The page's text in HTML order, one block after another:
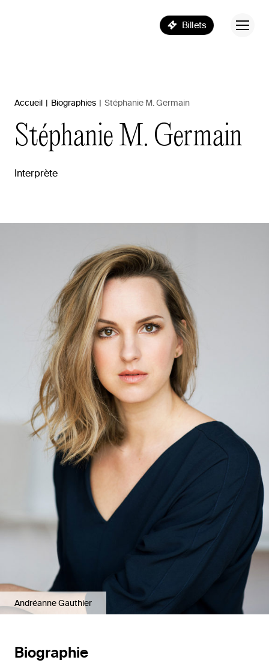
Billets
Accueil | Biographies | Stéphanie M. Germain
Stéphanie M. Germain
Interprète
Andréanne Gauthier
Biographie